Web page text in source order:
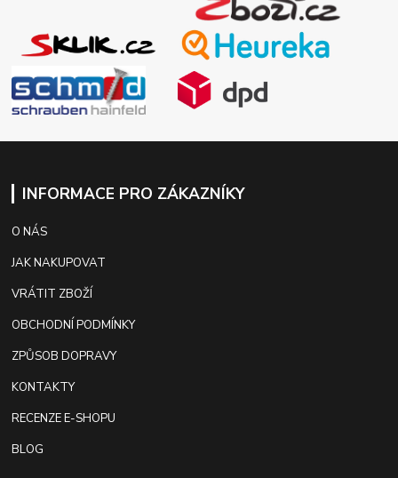
INFORMACE PRO ZÁKAZNÍKY
O NÁS
JAK NAKUPOVAT
VRÁTIT ZBOŽÍ
OBCHODNÍ PODMÍNKY
ZPŮSOB DOPRAVY
KONTAKTY
RECENZE E-SHOPU
BLOG